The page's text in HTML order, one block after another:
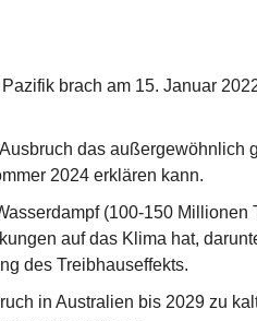
brach am 15. Januar
das außergewöhnlich
2024 erklären kann.
(100-150 Millionen
auf das Klima hat,
des Treibhauseffekts.
in Australien bis 2029 zu